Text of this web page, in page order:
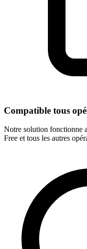
Compatible tous
Notre solution fonctionne
Free et tous les autres